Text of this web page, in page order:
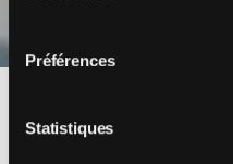
Préférences
Statistiques
Aylmer